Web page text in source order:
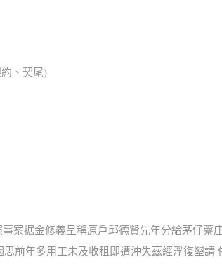
、契尾)
案据金修義呈稱原戶邱德賢先年分給茅仔藔
前年多用工未及收租即遭沖失茲經浮復墾請